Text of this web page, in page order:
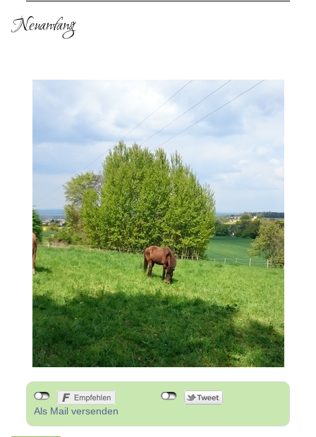
Neuanfang
Als Mail versenden